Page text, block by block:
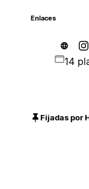
Enlaces
14
Fijadas por